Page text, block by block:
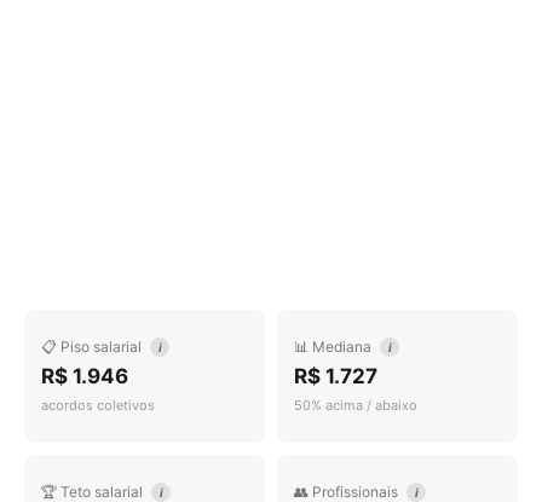
📋 Piso salarial i
R$ 1.946
acordos coletivos
📊 Mediana i
R$ 1.727
50% acima / abaixo
🏆 Teto salarial i 👥 Profissionais i